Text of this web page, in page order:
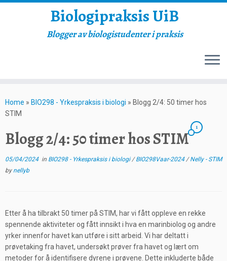
to
content
Biologipraksis UiB
Blogger av biologistudenter i praksis
Home » BIO298 - Yrkespraksis i biologi » Blogg 2/4: 50 timer hos
STIM
Blogg 2/4: 50 timer hos STIM
1
05/04/2024in BIO298 - Yrkespraksis i biologi/BIO298Vaar-2024/Nelly - STIM
by nellyb
Etter å ha tilbrakt 50 timer på STIM, har vi fått oppleve en rekke
spennende aktiviteter og fått innsikt i hva en marinbiolog og andre
yrker innenfor havet kan utføre i sitt arbeid. Vi har deltatt i
prøvetaking fra havet, undersøkt prøver fra havet og lært om
metoder for å identifisere dyrene i prøvene. Dette inkluderte både